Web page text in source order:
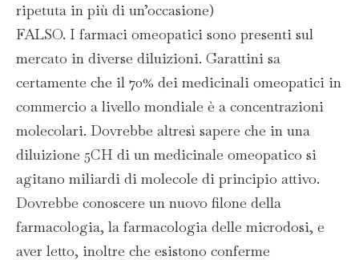
ripetuta in più di un’occasione)
FALSO. I farmaci omeopatici sono presenti sul
mercato in diverse diluizioni. Garattini sa
certamente che il 70% dei medicinali omeopatici in
commercio a livello mondiale è a concentrazioni
molecolari. Dovrebbe altresì sapere che in una
diluizione 5CH di un medicinale omeopatico si
agitano miliardi di molecole di principio attivo.
Dovrebbe conoscere un nuovo filone della
farmacologia, la farmacologia delle microdosi, e
aver letto, inoltre che esistono conferme